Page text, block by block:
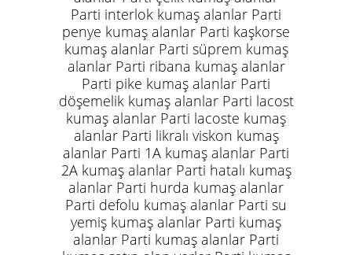
Parti interlok kumaş alanlar Parti
penye kumaş alanlar Parti kaşkorse
kumaş alanlar Parti süprem kumaş
alanlar Parti ribana kumaş alanlar
Parti pike kumaş alanlar Parti
döşemelik kumaş alanlar Parti lacost
kumaş alanlar Parti lacoste kumaş
alanlar Parti likralı viskon kumaş
alanlar Parti 1A kumaş alanlar Parti
2A kumaş alanlar Parti hatalı kumaş
alanlar Parti hurda kumaş alanlar
Parti defolu kumaş alanlar Parti su
yemiş kumaş alanlar Parti kumaş
alanlar Parti kumaş alanlar Parti